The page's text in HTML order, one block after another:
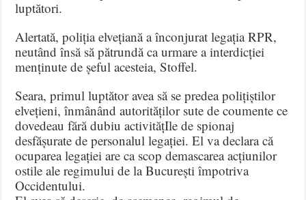
luptători.
Alertată, poliția elvețiană a înconjurat legația RPR,
neutând însă să pătrundă ca urmare a interdicției
menținute de șeful acesteia, Stoffel.
Seara, primul luptător avea să se predea polițiștilor
elvețieni, înmânând autorităților sute de coumente ce
dovedeau fără dubiu activitățIle de spionaj
desfășurate de personalul legației. El va declara că
ocuparea legației are ca scop demascarea acțiunilor
ostile ale regimului de la București împotriva
Occidentului.